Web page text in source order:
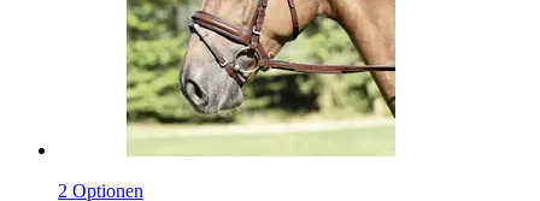
2 Optionen